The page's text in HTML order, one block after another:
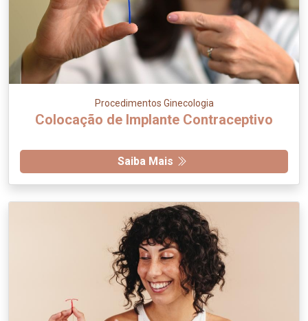
Procedimentos Ginecologia
Colocação de Implante Contraceptivo
Saiba Mais